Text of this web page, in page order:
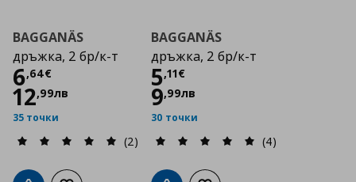
BAGGANÄS
дръжка, 2 бр/к-т
6,64€
Цена
12,99лв
35 точки
(2)
BAGGANÄS
дръжка, 2 бр/к-т
5,11€
Цена
9,99лв
30 точки
(4)